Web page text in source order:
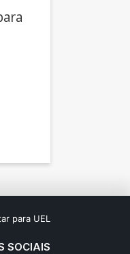
para UEL
SOCIAIS